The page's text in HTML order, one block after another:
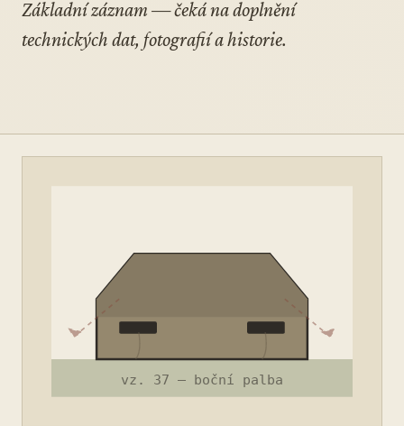
Základní záznam — čeká na doplnění
technických dat, fotografií a historie.